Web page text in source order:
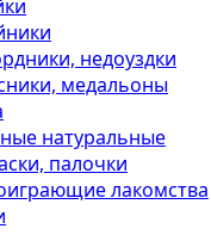
недоуздки
медальоны
натуральные
палочки
лакомства